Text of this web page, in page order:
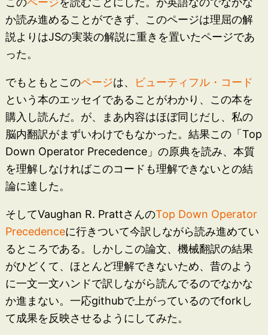
か読み進めることができず、このページは理屈の解
説よりはJSの実装の解説に重きを置いたページであ
った。
でもともとこのページは、
ビューティフル・コード
という本のエッセイであることがわかり、この本を
購入し読んだ。が、まあ内容はほぼ同じだし、私の
脳内翻訳がまずいわけでもなかった。結果この「Top
Down Operator Precedence」の原典を読み、本質
を理解しなければこのコードも理解できないとの結
論に達した。
そしてVaughan R. PrattさんのTop Down Operator
Precedenceに行きついて今訳しながら読み進めてい
るところである。しかしこの論文、機械翻訳の結果
がひどくて、ほとんど理解できないため、昔のよう
に一文一文ハンドで訳しながら読んでるのでなかな
か進まない。一応githubで上がっているのでforkし
て成果を反映させるようにしてみた。